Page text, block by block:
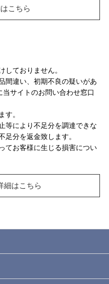
こちら
しておりません。
間違い、初期不良の疑いがあ
サイトのお問い合わせ窓口
す。
等により不足分を調達できな
足分を返金致します。
てお客様に生じる損害につい
細はこちら